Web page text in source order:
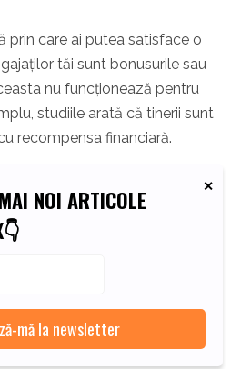
prin care ai putea satisface o
tăi sunt bonusurile sau
nu funcționează pentru
studiile arată că tinerii sunt
recompensa financiară.
NOI ARTICOLE